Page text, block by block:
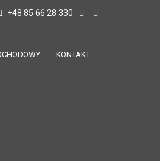
+48 85 66 28 330
KONTAKT